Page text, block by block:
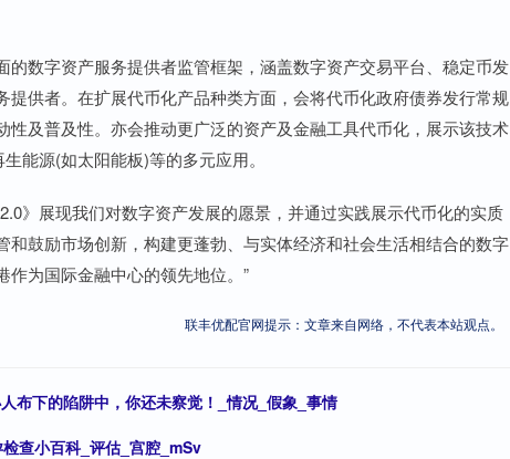
数字资产服务提供者监管框架，涵盖数字资产交易平台、稳定币发
供者。在扩展代币化产品种类方面，会将代币化政府债券发行常规
及普及性。亦会推动更广泛的资产及金融工具代币化，展示该技术
能源(如太阳能板)等的多元应用。
》展现我们对数字资产发展的愿景，并通过实践展示代币化的实质
鼓励市场创新，构建更蓬勃、与实体经济和社会生活相结合的数字
为国际金融中心的领先地位。”
联丰优配官网提示：文章来自网络，不代表本站观点。
布下的陷阱中，你还未察觉！_情况_假象_事情
查小百科_评估_宫腔_mSv